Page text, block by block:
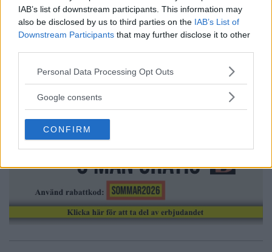
IAB’s list of downstream participants. This information may
also be disclosed by us to third parties on the IAB’s List of
Downstream Participants that may further disclose it to other
Please note that this website/app uses one or more Google
not limited to your visit or usage behaviour. You may click to
use your data for below specified purposes in below Google
consent section.
Personal Data Processing Opt Outs
Google consents
CONFIRM
Annons: